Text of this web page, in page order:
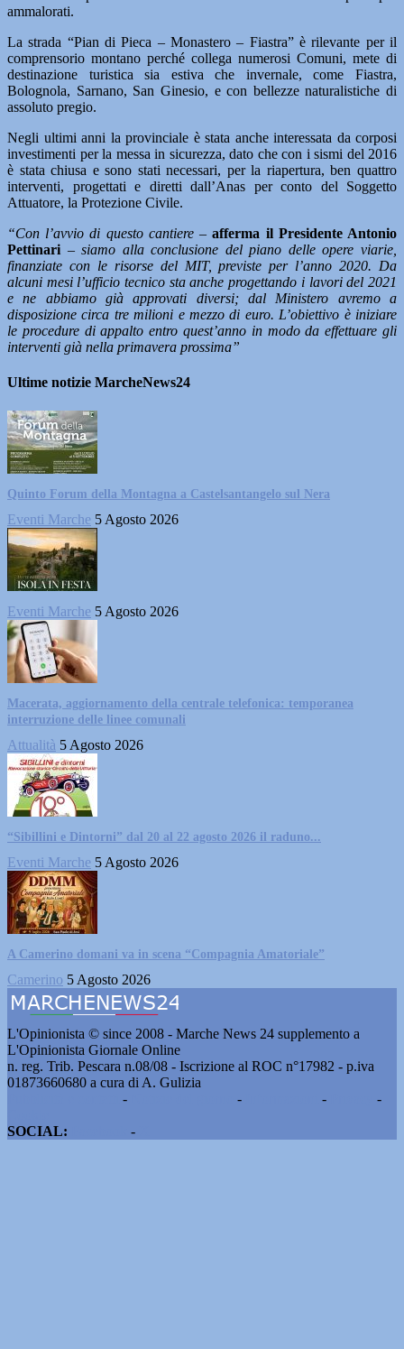
ammalorati.
La strada “Pian di Pieca – Monastero – Fiastra” è rilevante per il
comprensorio montano perché collega numerosi Comuni, mete di
destinazione turistica sia estiva che invernale, come Fiastra,
Bolognola, Sarnano, San Ginesio, e con bellezze naturalistiche di
assoluto pregio.
Negli ultimi anni la provinciale è stata anche interessata da corposi
investimenti per la messa in sicurezza, dato che con i sismi del 2016
è stata chiusa e sono stati necessari, per la riapertura, ben quattro
interventi, progettati e diretti dall’Anas per conto del Soggetto
Attuatore, la Protezione Civile.
“Con l’avvio di questo cantiere–afferma il Presidente Antonio
Pettinari –siamo alla conclusione del piano delle opere viarie,
finanziate con le risorse del MIT, previste per l’anno 2020. Da
alcuni mesi l’ufficio tecnico sta anche progettando i lavori del 2021
e ne abbiamo già approvati diversi; dal Ministero avremo a
disposizione circa tre milioni e mezzo di euro. L’obiettivo è iniziare
le procedure di appalto entro quest’anno in modo da effettuare gli
interventi già nella primavera prossima”
Ultime notizie MarcheNews24
Quinto Forum della Montagna a Castelsantangelo sul Nera
Eventi Marche 5 Agosto 2026
Eventi Marche 5 Agosto 2026
Macerata, aggiornamento della centrale telefonica: temporanea
interruzione delle linee comunali
Attualità 5 Agosto 2026
“Sibillini e Dintorni” dal 20 al 22 agosto 2026 il raduno...
Eventi Marche 5 Agosto 2026
A Camerino domani va in scena “Compagnia Amatoriale”
Camerino 5 Agosto 2026
L'Opinionista © since 2008 - Marche News 24 supplemento a
L'Opinionista Giornale Online
n. reg. Trib. Pescara n.08/08 - Iscrizione al ROC n°17982 - p.iva
01873660680 a cura di A. Gulizia
- - -
-
SOCIAL:
-